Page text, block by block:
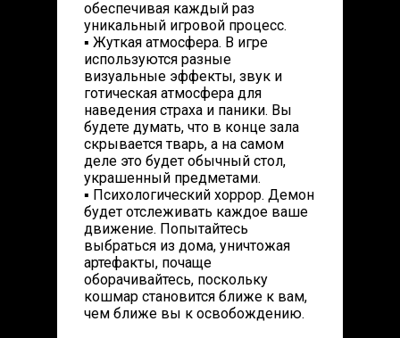
обеспечивая каждый раз
уникальный игровой процесс.
▪ Жуткая атмосфера. В игре
используются разные
визуальные эффекты, звук и
готическая атмосфера для
наведения страха и паники. Вы
будете думать, что в конце зала
скрывается тварь, а на самом
деле это будет обычный стол,
украшенный предметами.
▪ Психологический хоррор. Демон
будет отслеживать каждое ваше
движение. Попытайтесь
выбраться из дома, уничтожая
артефакты, почаще
оборачивайтесь, поскольку
кошмар становится ближе к вам,
чем ближе вы к освобождению.